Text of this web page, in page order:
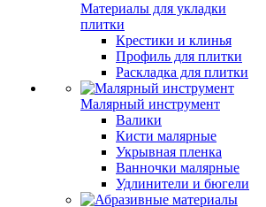
Материалы для укладки
плитки
Крестики и клинья
Профиль для плитки
Раскладка для плитки
Малярный инструмент
Валики
Кисти малярные
Укрывная пленка
Ванночки малярные
Удлинители и бюгели